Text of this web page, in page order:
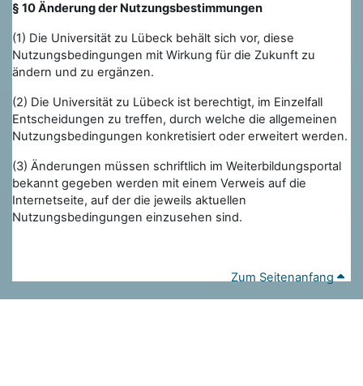
§ 10 Änderung der Nutzungsbestimmungen
(1) Die Universität zu Lübeck behält sich vor, diese
Nutzungsbedingungen mit Wirkung für die Zukunft zu
ändern und zu ergänzen.
(2) Die Universität zu Lübeck ist berechtigt, im Einzelfall
Entscheidungen zu treffen, durch welche die allgemeinen
Nutzungsbedingungen konkretisiert oder erweitert werden.
(3) Änderungen müssen schriftlich im Weiterbildungsportal
bekannt gegeben werden mit einem Verweis auf die
Internetseite, auf der die jeweils aktuellen
Nutzungsbedingungen einzusehen sind.
Zum Seitenanfang